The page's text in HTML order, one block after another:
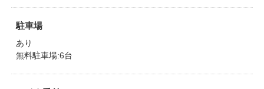
駐車場
あり
無料駐車場:6台